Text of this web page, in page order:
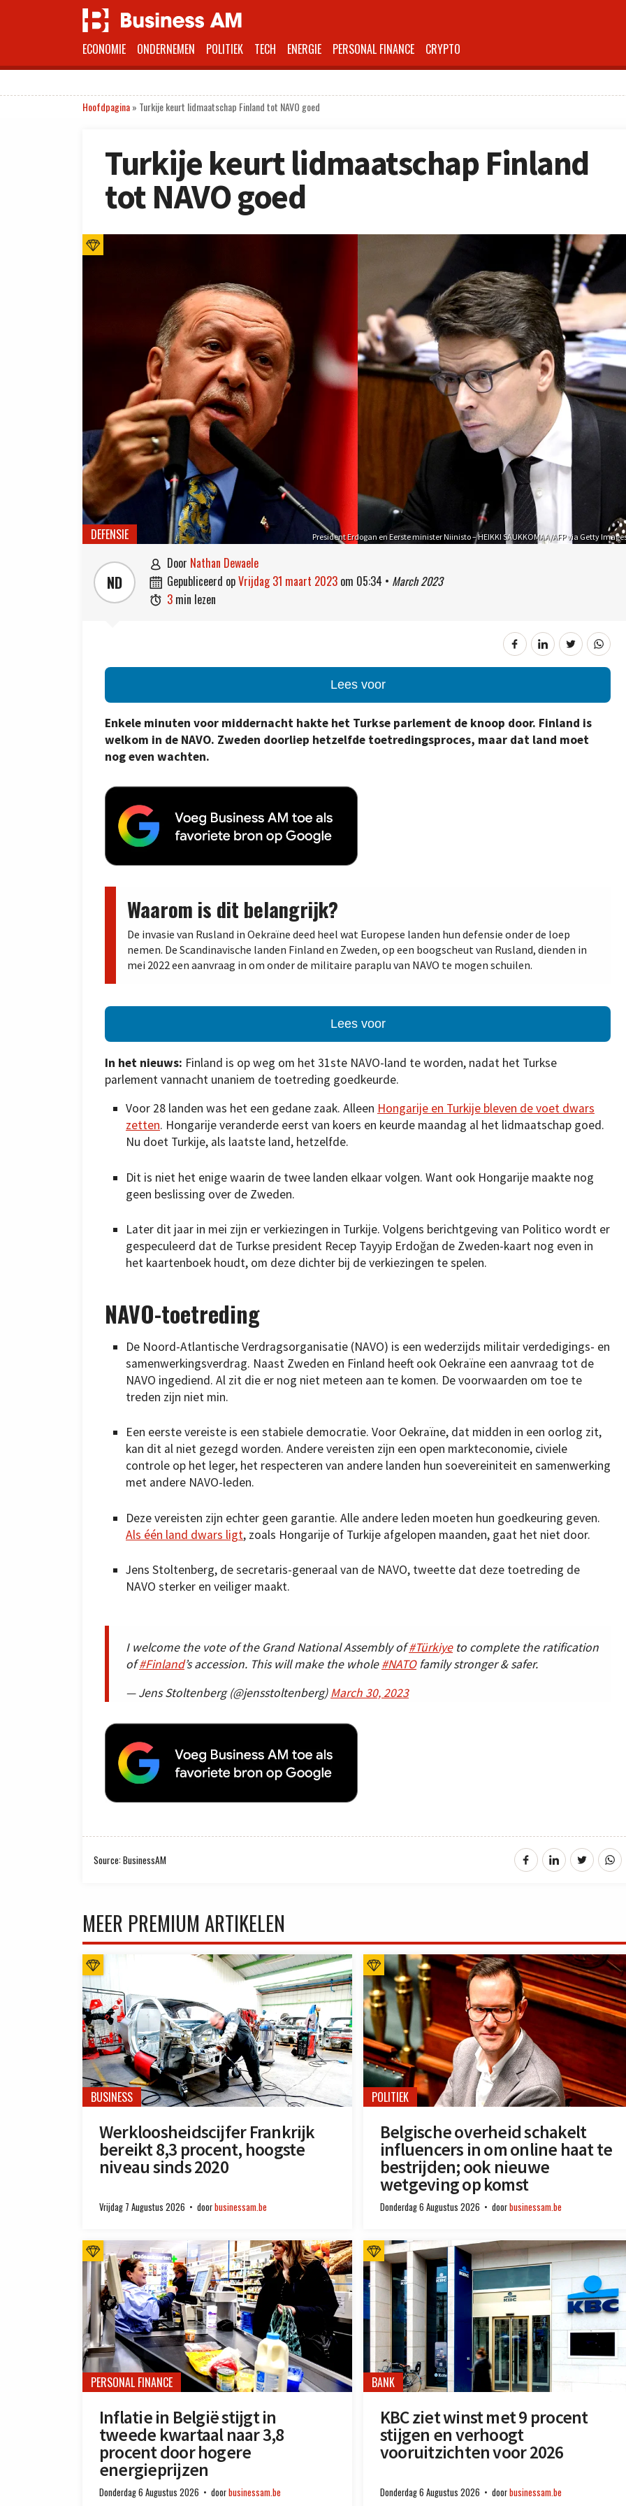
ECONOMIE ONDERNEMEN POLITIEK TECH ENERGIE PERSONAL FINANCE CRYPTO
Hoofdpagina» Turkije keurt lidmaatschap Finland tot NAVO goed
Turkije keurt lidmaatschap Finland
tot NAVO goed
President Erdogan en Eerste minister Niinisto – HEIKKI SAUKKOMAA/AFP via Getty
DEFENSIE
ND
 door Nathan Dewaele
 gepubliceerd op vrijdag 31 maart 2023 om 05:34 • March 2023
 3 min lezen
Lees voor
Enkele minuten voor middernacht hakte het Turkse parlement de knoop door. Finland is
welkom in de NAVO. Zweden doorliep hetzelfde toetredingsproces, maar dat land moet
nog even wachten.
Waarom is dit belangrijk?
De invasie van Rusland in Oekraïne deed heel wat Europese landen hun defensie onder de loep
nemen. De Scandinavische landen Finland en Zweden, op een boogscheut van Rusland, dienden in
mei 2022 een aanvraag in om onder de militaire paraplu van NAVO te mogen schuilen.
Lees voor
In het nieuws: Finland is op weg om het 31ste NAVO-land te worden, nadat het Turkse
parlement vannacht unaniem de toetreding goedkeurde.
Voor 28 landen was het een gedane zaak. Alleen Hongarije en Turkije bleven de voet dwars
zetten. Hongarije veranderde eerst van koers en keurde maandag al het lidmaatschap goed.
Nu doet Turkije, als laatste land, hetzelfde.
Dit is niet het enige waarin de twee landen elkaar volgen. Want ook Hongarije maakte nog
geen beslissing over de Zweden.
Later dit jaar in mei zijn er verkiezingen in Turkije. Volgens berichtgeving van Politico wordt er
gespeculeerd dat de Turkse president Recep Tayyip Erdoğan de Zweden-kaart nog even in
het kaartenboek houdt, om deze dichter bij de verkiezingen te spelen.
NAVO-toetreding
De Noord-Atlantische Verdragsorganisatie (NAVO) is een wederzijds militair verdedigings- en
samenwerkingsverdrag. Naast Zweden en Finland heeft ook Oekraïne een aanvraag tot de
NAVO ingediend. Al zit die er nog niet meteen aan te komen. De voorwaarden om toe te
treden zijn niet min.
Een eerste vereiste is een stabiele democratie. Voor Oekraïne, dat midden in een oorlog zit,
kan dit al niet gezegd worden. Andere vereisten zijn een open markteconomie, civiele
controle op het leger, het respecteren van andere landen hun soevereiniteit en samenwerking
met andere NAVO-leden.
Deze vereisten zijn echter geen garantie. Alle andere leden moeten hun goedkeuring geven.
Als één land dwars ligt, zoals Hongarije of Turkije afgelopen maanden, gaat het niet door.
Jens Stoltenberg, de secretaris-generaal van de NAVO, tweette dat deze toetreding de
NAVO sterker en veiliger maakt.
I welcome the vote of the Grand National Assembly of#Türkiyeto complete the ratification
of#Finland’s accession. This will make the whole#NATOfamily stronger & safer.
— Jens Stoltenberg (@jensstoltenberg)March 30, 2023
Source: BusinessAM
MEER PREMIUM ARTIKELEN
BUSINESS
Werkloosheidscijfer Frankrijk
bereikt 8,3 procent, hoogste
niveau sinds 2020
Vrijdag 7 Augustus 2026 doorbusinessam.be
POLITIEK
Belgische overheid schakelt
influencers in om online haat te
bestrijden; ook nieuwe
wetgeving op komst
Donderdag 6 Augustus 2026 doorbusinessam.be
PERSONAL FINANCE
Inflatie in België stijgt in
tweede kwartaal naar 3,8
procent door hogere
energieprijzen
Donderdag 6 Augustus 2026 doorbusinessam.be
BANK
KBC ziet winst met 9 procent
stijgen en verhoogt
vooruitzichten voor 2026
Donderdag 6 Augustus 2026 doorbusinessam.be